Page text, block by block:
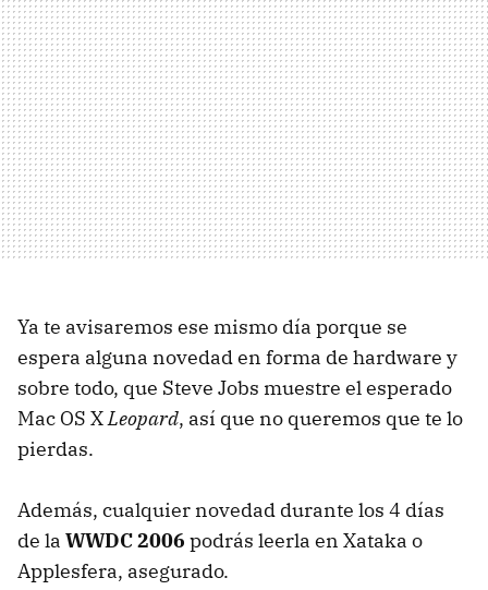
Ya te avisaremos ese mismo día porque se
espera alguna novedad en forma de hardware y
sobre todo, que Steve Jobs muestre el esperado
Mac OS XLeopard, así que no queremos que te lo
pierdas.
Además, cualquier novedad durante los 4 días
de la WWDC 2006 podrás leerla en Xataka o
Applesfera, asegurado.